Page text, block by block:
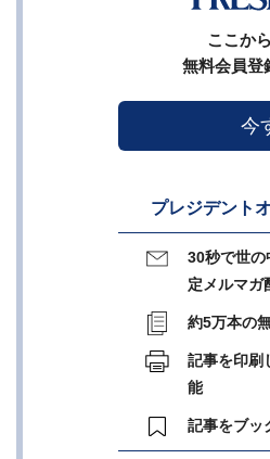
ここか
無料会員登
今
プレジデント
30秒で世
定メルマガ
約5万本の
記事を印刷
能
記事をブッ